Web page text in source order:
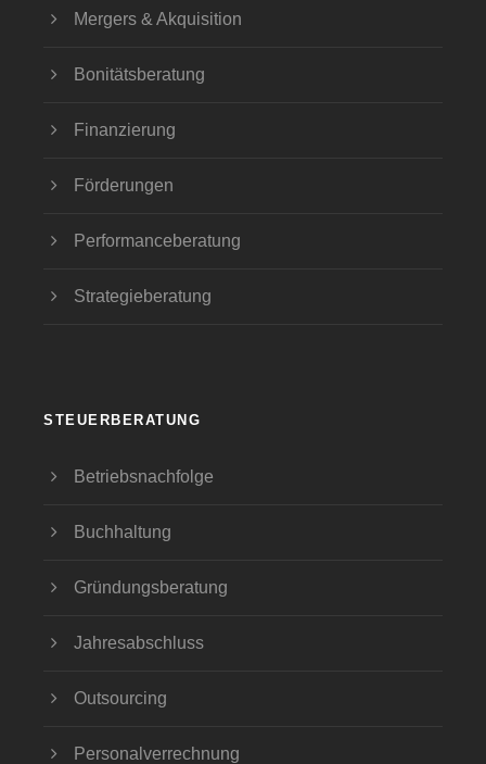
Mergers & Akquisition
Bonitätsberatung
Finanzierung
Förderungen
Performanceberatung
Strategieberatung
STEUERBERATUNG
Betriebsnachfolge
Buchhaltung
Gründungsberatung
Jahresabschluss
Outsourcing
Personalverrechnung